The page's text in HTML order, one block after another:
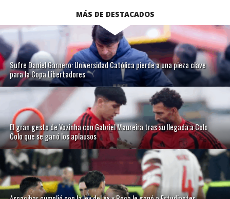
MÁS DE DESTACADOS
Sufre Daniel Garnero: Universidad Católica pierde a una pieza clave
para la Copa Libertadores
El gran gesto de Vozinha con Gabriel Maureira tras su llegada a Colo
Colo que se ganó los aplausos